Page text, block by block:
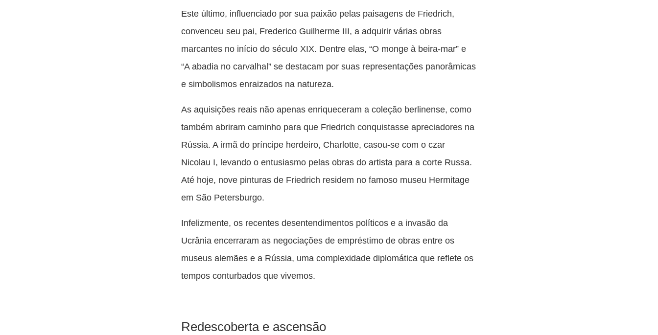
Este último, influenciado por sua paixão pelas paisagens de Friedrich,
convenceu seu pai, Frederico Guilherme III, a adquirir várias obras
marcantes no início do século XIX. Dentre elas, “O monge à beira-mar” e
“A abadia no carvalhal” se destacam por suas representações panorâmicas
e simbolismos enraizados na natureza.
As aquisições reais não apenas enriqueceram a coleção berlinense, como
também abriram caminho para que Friedrich conquistasse apreciadores na
Rússia. A irmã do príncipe herdeiro, Charlotte, casou-se com o czar
Nicolau I, levando o entusiasmo pelas obras do artista para a corte Russa.
Até hoje, nove pinturas de Friedrich residem no famoso museu Hermitage
em São Petersburgo.
Infelizmente, os recentes desentendimentos políticos e a invasão da
Ucrânia encerraram as negociações de empréstimo de obras entre os
museus alemães e a Rússia, uma complexidade diplomática que reflete os
tempos conturbados que vivemos.
Redescoberta e ascensão